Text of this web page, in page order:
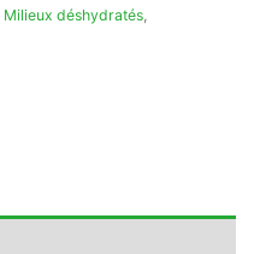
Milieux déshydratés,